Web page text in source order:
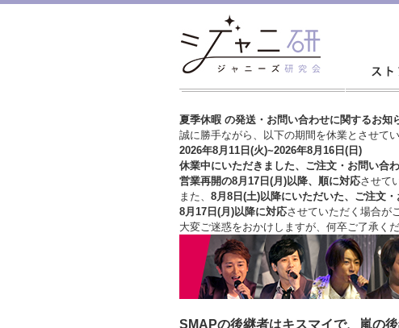
夏季休暇 の発送・お問い合わせに関するお知
誠に勝手ながら、以下の期間を休業とさせてい
2026年8月11日(火)~2026年8月16日(日)
休業中にいただきました、ご注文・お問い合
営業再開の8月17日(月)以降、順に対応させて
また、 8月8日(土)以降にいただいた、ご注文・
8月17日(月)以降に対応させていただく場合が
大変ご迷惑をおかけしますが、 何卒ご了承く
SMAPの後継者はキスマイで、嵐の